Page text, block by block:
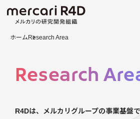
ホーム Research Area
Research
R4Dは、メルカリグループの事業基盤